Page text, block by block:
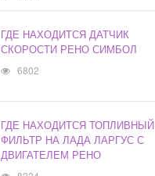
ГДЕ НАХОДИТСЯ ДАТЧИК
СКОРОСТИ РЕНО СИМБОЛ
6802
ГДЕ НАХОДИТСЯ ТОПЛИВНЫЙ
ФИЛЬТР НА ЛАДА ЛАРГУС С
ДВИГАТЕЛЕМ РЕНО